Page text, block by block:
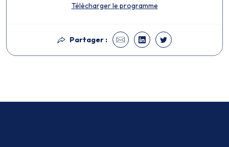
Télécharger le programme
Partager :